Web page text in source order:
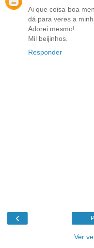
Ai que coisa boa
dá para veres a
Adorei mesmo!
Mil beijinhos.
Responder
‹
Ver